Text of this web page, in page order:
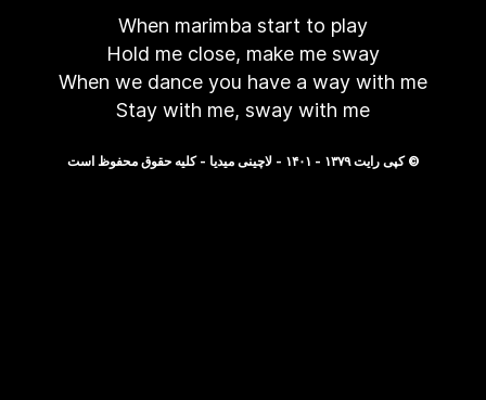
When marimba start to play
Hold me close, make me sway
When we dance you have a way with me
Stay with me, sway with me
© کپی رایت ۱۳۷۹ - ۱۴۰۱ - لاچینی میدیا - کلیه حقوق محفوظ است